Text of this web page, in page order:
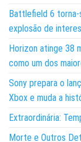
Battlefield 6 torna-
explosão de
Horizon atinge 38
como um dos
Sony prepara o
Xbox e muda a
Extraordinária:
Morte e Outros